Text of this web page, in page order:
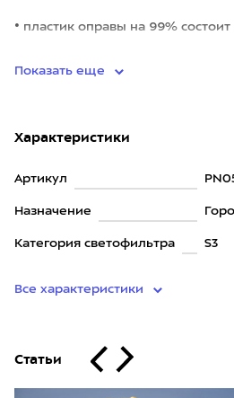
• пластик оправы на 99%
Показать еще
Характеристики
Артикул
Назначение
Категория светофильтра S3
Все характеристики
Статьи